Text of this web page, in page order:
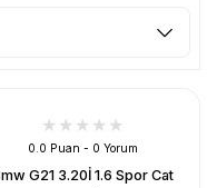
0.0 Puan - 0 Yorum
G21 3.20İ 1.6 Spor Cat